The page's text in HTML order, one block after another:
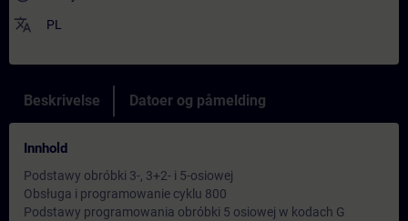
translate PL
Beskrivelse Datoer og påmelding
Innhold
Podstawy obróbki 3-, 3+2- i 5-osiowej
Obsługa i programowanie cyklu 800
Podstawy programowania obróbki 5 osiowej w kodach G